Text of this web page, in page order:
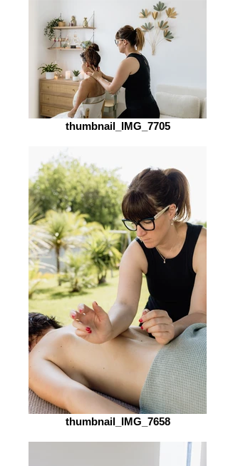
thumbnail_IMG_7705
thumbnail_IMG_7658